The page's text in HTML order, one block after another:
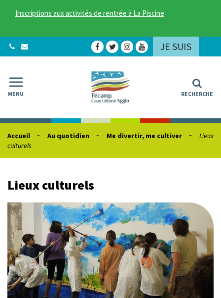
Inscriptions aux activités de rentrée à La Piscine
JE SUIS
Lien
le
compte
Facebook
Lien
le
compte
Twitter
Lien
compte
Lien
MENU RECHERCHE
Accueil Au quotidien Me divertir, me cultiver
Lieux
culturels
Lieux culturels